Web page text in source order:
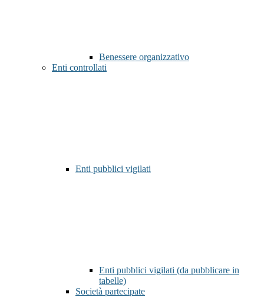
Benessere organizzativo
Enti controllati
Enti pubblici vigilati
Enti pubblici vigilati (da pubblicare in
tabelle)
Società partecipate